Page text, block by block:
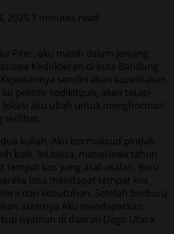
2025 7 minutes read
Piter, aku masih dalam jenjang
Kedokteran di kota Bandung
sendiri akan kuceritakan
pelintir sedikitpun, akan tetapi
aku ubah untuk menghormati
terlibat.
kuliah, Aku bermaksud pindah
baik. Ini biasa, mahasiswa tahun
tempat kos yang asal-asalan. Baru
bisa mendapat tempat kos
dan kebutuhan. Setelah berburu
akhirnya Aku mendapatkan
nyaman di daerah Dago Utara.